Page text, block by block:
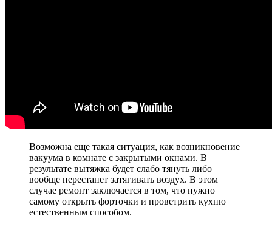
Возможна еще такая ситуация, как возникновение
вакуума в комнате с закрытыми окнами. В
результате вытяжка будет слабо тянуть либо
вообще перестанет затягивать воздух. В этом
случае ремонт заключается в том, что нужно
самому открыть форточки и проветрить кухню
естественным способом.